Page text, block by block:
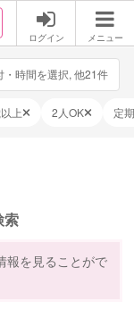
ログイン メニュー
・時間を選択, 他21件
上 2人OK 定
索
報を見ることがで